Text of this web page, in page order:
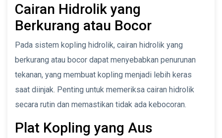
Cairan Hidrolik yang
Berkurang atau Bocor
Pada sistem kopling hidrolik, cairan hidrolik yang
berkurang atau bocor dapat menyebabkan penurunan
tekanan, yang membuat kopling menjadi lebih keras
saat diinjak. Penting untuk memeriksa cairan hidrolik
secara rutin dan memastikan tidak ada kebocoran.
Plat Kopling yang Aus